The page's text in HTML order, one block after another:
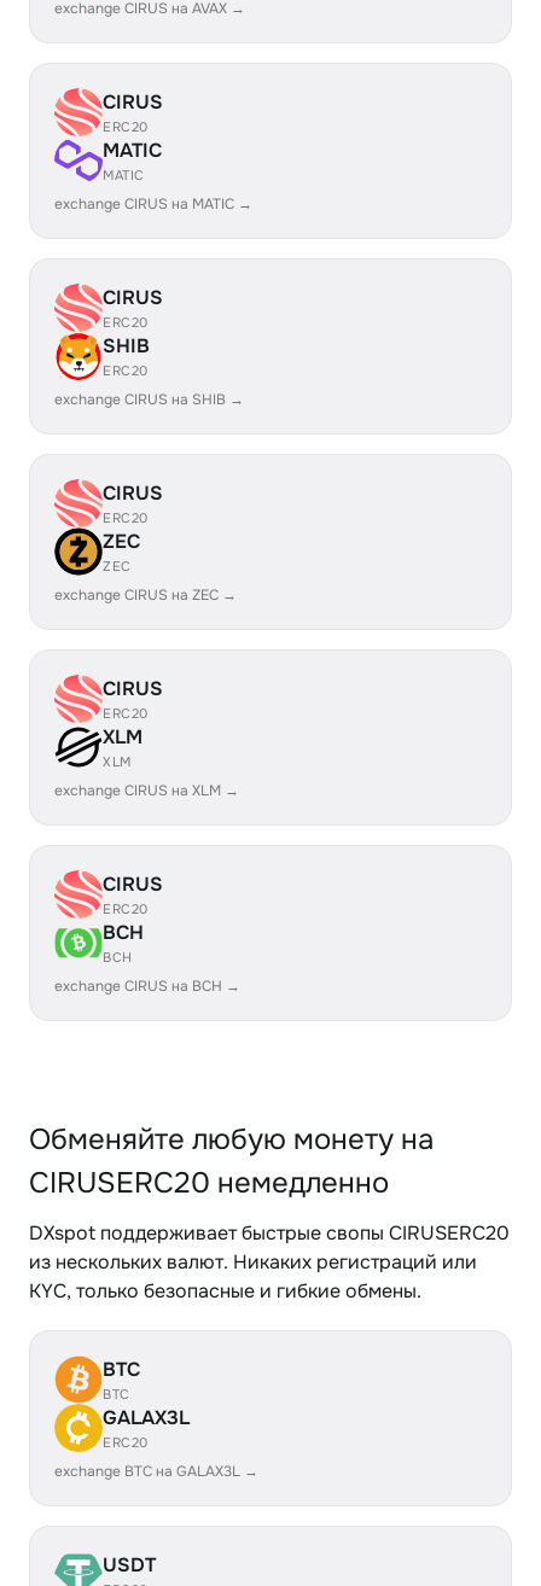
exchange CIRUS на AVAX →
CIRUS
ERC20
MATIC
MATIC
exchange CIRUS на MATIC →
CIRUS
ERC20
SHIB
ERC20
exchange CIRUS на SHIB →
CIRUS
ERC20
ZEC
ZEC
exchange CIRUS на ZEC →
CIRUS
ERC20
XLM
XLM
exchange CIRUS на XLM →
CIRUS
ERC20
BCH
BCH
exchange CIRUS на BCH →
Обменяйте любую монету на
CIRUSERC20 немедленно
DXspot поддерживает быстрые свопы CIRUSERC20
из нескольких валют. Никаких регистраций или
KYC, только безопасные и гибкие обмены.
BTC
BTC
GALAX3L
ERC20
exchange BTC на GALAX3L →
USDT